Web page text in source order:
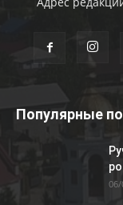
Популярные
06/